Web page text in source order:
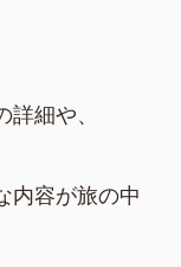
細や、
内容が旅の中